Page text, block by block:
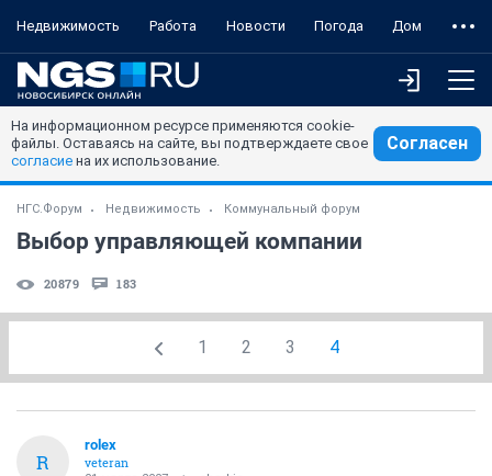
Недвижимость Работа Новости Погода Дом
На информационном ресурсе применяются cookie-
файлы. Оставаясь на сайте, вы подтверждаете свое
согласие на их использование.
Согласен
НГС.Форум Недвижимость Коммунальный форум
Выбор управляющей компании
20879 183
1 2 3 4
R
rolex
veteran